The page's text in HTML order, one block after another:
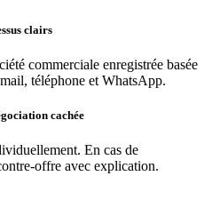
clairs
commerciale enregistrée basée
téléphone et WhatsApp.
cachée
En cas de
offre avec explication.